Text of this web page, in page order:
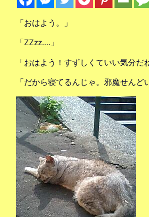
「おはよう。」
「ZZzz….」
「おはよう！すずしくていい気分だ
「だから寝てるんじゃ。邪魔せんど